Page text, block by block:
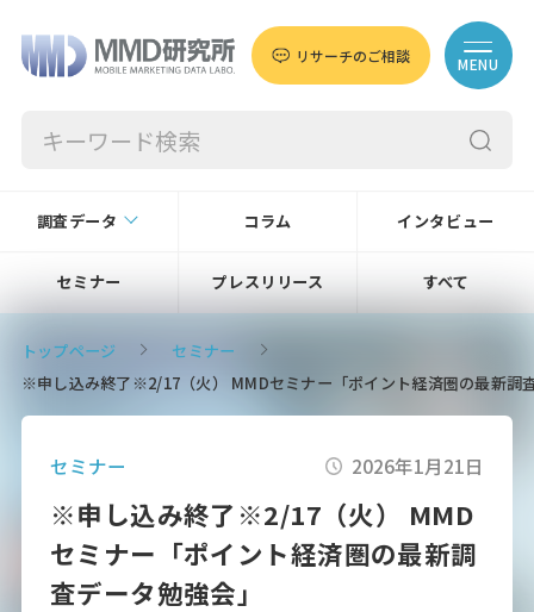
リサーチのご相談 MENU
調査データ コラム インタビュー
セミナー プレスリリース すべて
トップページ
セミナー
※申し込み終了※2/17（火） MMDセミナー「ポイント経済圏の最新調
セミナー 2026年1月21日
※申し込み終了※2/17（火） MMD
セミナー「ポイント経済圏の最新調
査データ勉強会」